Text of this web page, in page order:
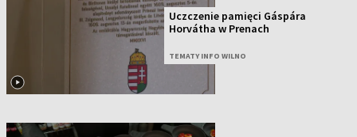
Uczczenie pamięci Gáspára
Horvátha w Prenach
TEMATY INFO WILNO